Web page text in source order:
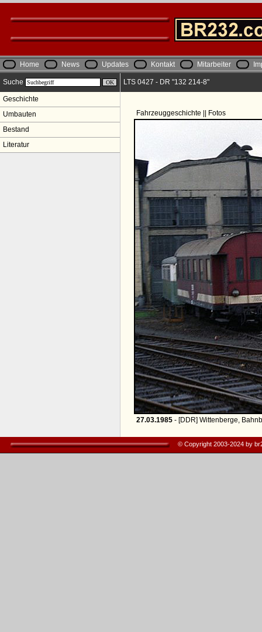
Home News Updates Kontakt Mitarbeiter
Suche
Geschichte
Umbauten
Bestand
Literatur
LTS 0427 - DR "132 214-8"
Fahrzeuggeschichte || Fotos
27.03.1985- [DDR] Wittenberge,
© Copyright 2003-2024 by